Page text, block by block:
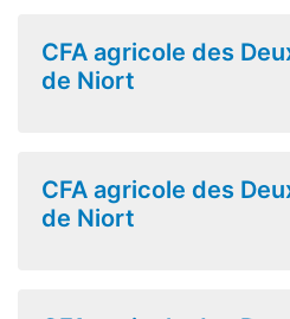
CFA agricole des
de Niort
CFA agricole des
de Niort